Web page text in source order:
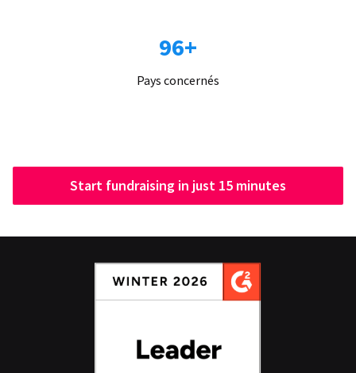
96+
Pays concernés
Start fundraising in just 15 minutes